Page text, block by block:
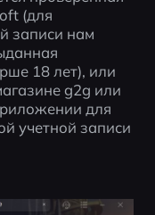
(для
записи нам
18 лет), или
g2g или
для
учетной записи